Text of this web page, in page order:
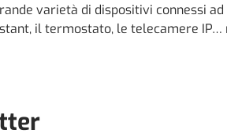
varietà di dispositivi connessi
il termostato, le telecamere IP…